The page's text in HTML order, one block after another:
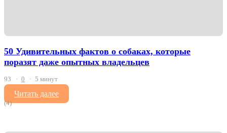
50 Удивительных фактов о собаках, которые
поразят даже опытных владельцев
93 0 5 минут
Читать далее
(4)